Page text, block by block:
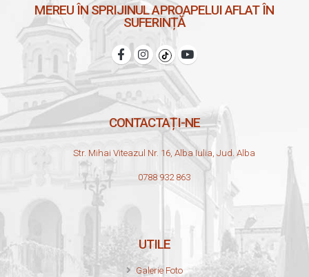
MEREU ÎN SPRIJINUL APROAPELUI AFLAT ÎN
SUFERINȚĂ
CONTACTAȚI-NE
Str. Mihai Viteazul Nr. 16, Alba Iulia, Jud. Alba
0788 932 863
UTILE
Galerie Foto